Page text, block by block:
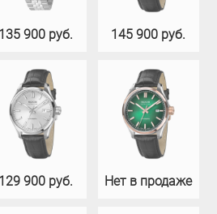
135 900 руб. 145 900 руб.
129 900 руб. Нет в продаже